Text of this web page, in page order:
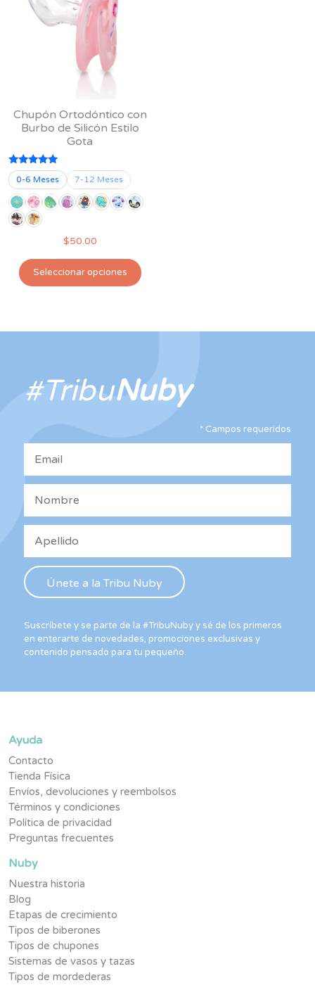
Chupón Ortodóntico con
Burbo de Silicón Estilo
Gota
Valorado
con
5.00
de 5
0-6 Meses 7-12 Meses
$50.00
Seleccionar opciones
Este
producto
variantes.
se
pueden
de
#TribuNuby
*Campos requeridos
Suscríbete y se parte de la #TribuNuby y sé de los primeros
en enterarte de novedades, promociones exclusivas y
contenido pensado para tu pequeño.
Ayuda
Contacto
Tienda Física
Envíos, devoluciones y reembolsos
Términos y condiciones
Política de privacidad
Preguntas frecuentes
Nuby
Nuestra historia
Blog
Etapas de crecimiento
Tipos de biberones
Tipos de chupones
Sistemas de vasos y tazas
Tipos de mordederas